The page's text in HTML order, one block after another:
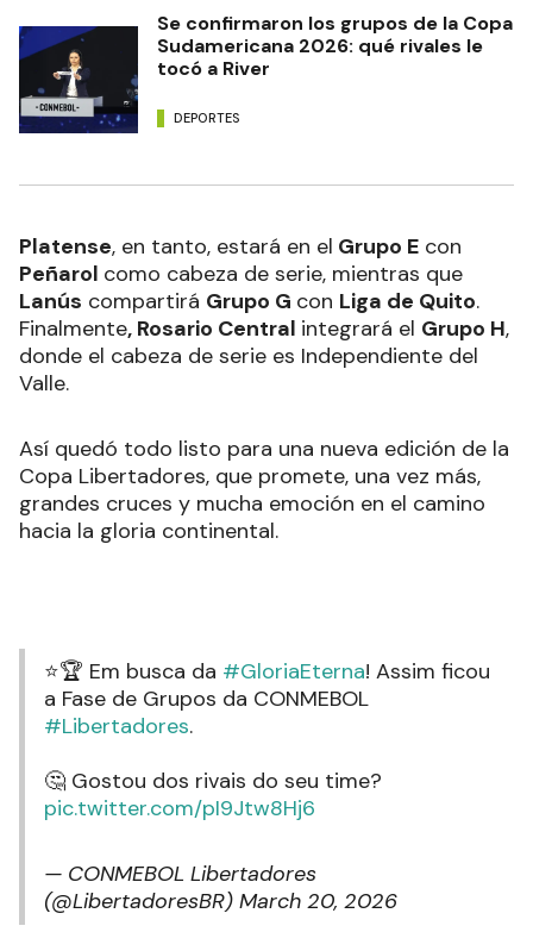
Se confirmaron los grupos de la Copa
Sudamericana 2026: qué rivales le
tocó a River
DEPORTES
Platense, en tanto, estará en el Grupo E con
Peñarol como cabeza de serie, mientras que
Lanús compartirá Grupo G con Liga de Quito.
Finalmente, Rosario Central integrará el Grupo H,
donde el cabeza de serie es Independiente del
Valle.
Así quedó todo listo para una nueva edición de la
Copa Libertadores, que promete, una vez más,
grandes cruces y mucha emoción en el camino
hacia la gloria continental.
⭐️🏆 Em busca da #GloriaEterna! Assim ficou
a Fase de Grupos da CONMEBOL
#Libertadores.
🤔 Gostou dos rivais do seu time?
pic.twitter.com/pI9Jtw8Hj6
— CONMEBOL Libertadores
(@LibertadoresBR) March 20, 2026